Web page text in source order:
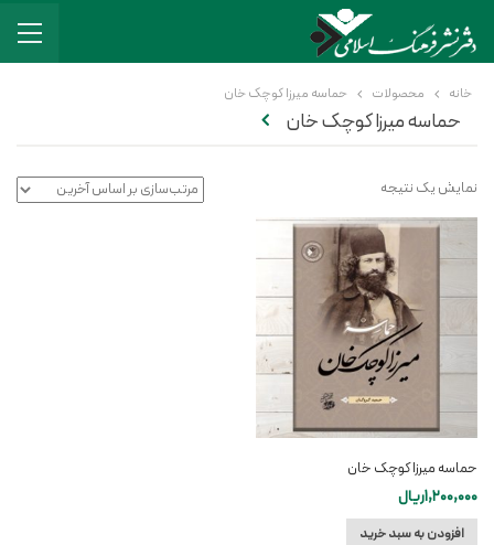
خانه محصولات حماسه میرزا کوچک خان
حماسه میرزا کوچک خان
نمایش یک نتیجه
حماسه میرزا کوچک خان
1,200,000ریال
افزودن به سبد خرید